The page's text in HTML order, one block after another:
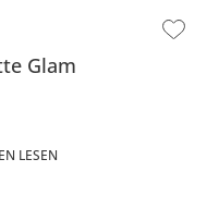
Glam
LESEN